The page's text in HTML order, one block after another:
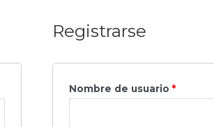
Registrarse
Nombre de usuario*